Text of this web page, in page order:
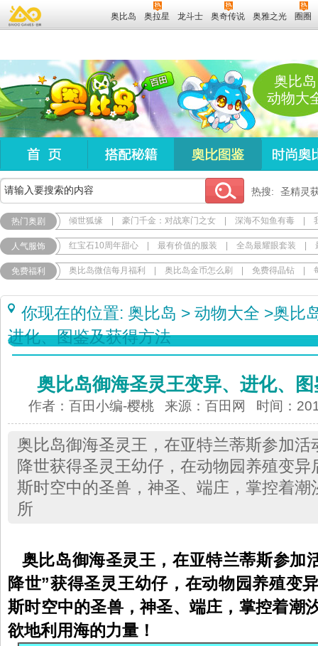
奥比岛 奥拉星 龙斗士 奥奇传说 奥雅之光 圈圈
奥比岛
动物大
热搜: 圣精灵
热门奥剧 倾世狐缘 豪门千金：对战寒门之女 深海不知鱼有毒
人气服饰 红宝石10周年甜心 最有价值的服装 全岛最耀眼套装
免费福利 奥比岛微信每月福利 奥比岛金币怎么刷 免费得晶钻
你现在的位置: 奥比岛 > 动物大全 >奥比
进化、图鉴及获得方法
奥比岛御海圣灵王变异、进化、
作者：百田小编-樱桃 来源：百田网 时间：
奥比岛御海圣灵王，在亚特兰蒂斯参加活
降世获得圣灵王幼仔，在动物园养殖变异
斯时空中的圣兽，神圣、端庄，掌控着潮
所
奥比岛御海圣灵王 ，在亚特兰蒂斯参加
降世”获得圣灵王幼仔，在动物园养殖变
斯时空中的圣兽，神圣、端庄，掌控着潮
欲地利用海的力量！